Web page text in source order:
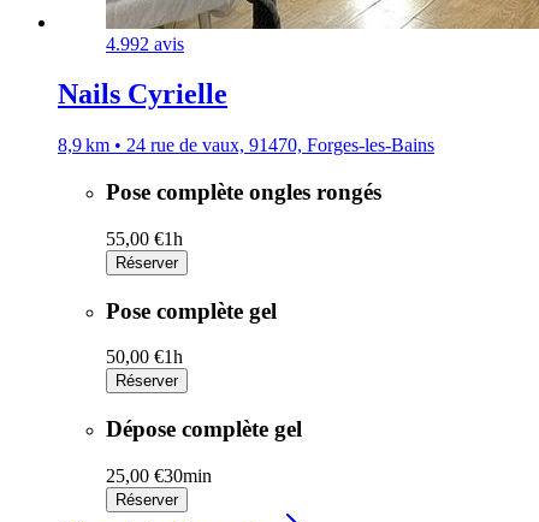
4.992 avis
Nails Cyrielle
8,9 km • 24 rue de vaux, 91470, Forges-les-Bains
Pose complète ongles rongés
55,00 €1h
Réserver
Pose complète gel
50,00 €1h
Réserver
Dépose complète gel
25,00 €30min
Réserver